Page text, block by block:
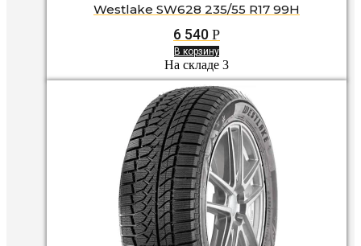
Westlake SW628 235/55 R17 99H
6 540 Р
В корзину
На складе 3